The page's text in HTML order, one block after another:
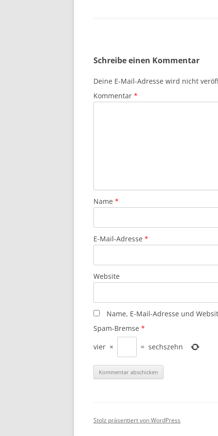
Schreibe einen Kommentar
Deine E-Mail-Adresse wird nicht
Kommentar *
Name *
E-Mail-Adresse *
Website
Name, E-Mail-Adresse und
Spam-Bremse *
vier × = sechszehn
Stolz präsentiert von WordPress